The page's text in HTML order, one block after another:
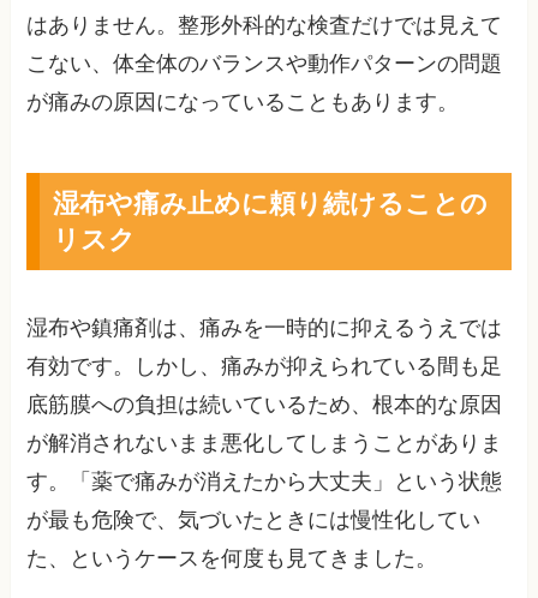
はありません。整形外科的な検査だけでは見えて
こない、体全体のバランスや動作パターンの問題
が痛みの原因になっていることもあります。
湿布や痛み止めに頼り続けることの
リスク
湿布や鎮痛剤は、痛みを一時的に抑えるうえでは
有効です。しかし、痛みが抑えられている間も足
底筋膜への負担は続いているため、根本的な原因
が解消されないまま悪化してしまうことがありま
す。「薬で痛みが消えたから大丈夫」という状態
が最も危険で、気づいたときには慢性化してい
た、というケースを何度も見てきました。